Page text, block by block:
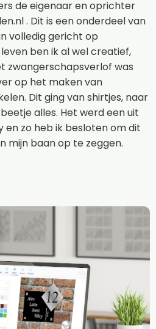
de eigenaar en oprichter
. Dit is een onderdeel van
volledig gericht op
ben ik al wel creatief,
zwangerschapsverlof was
op het maken van
Dit ging van shirtjes, naar
alles. Het werd een uit
en zo heb ik besloten om dit
mijn baan op te zeggen.